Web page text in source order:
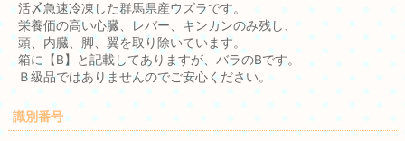
活〆急速冷凍した群馬県産ウズラです。
栄養価の高い心臓、レバー、キンカンのみ残し、
頭、内臓、脚、翼を取り除いています。
箱に【B】と記載してありますが、バラのBです。
Ｂ級品ではありませんのでご安心ください。
識別番号